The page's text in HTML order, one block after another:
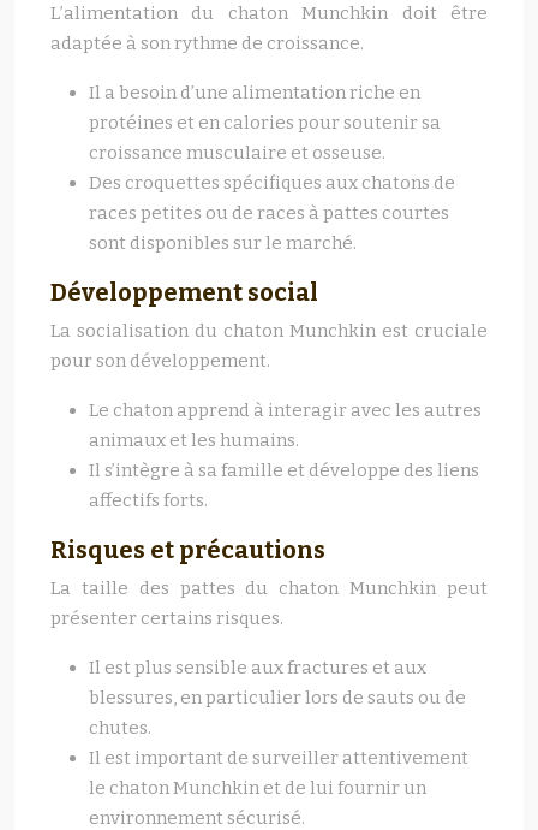
L’alimentation du chaton Munchkin doit être
adaptée à son rythme de croissance.
Il a besoin d’une alimentation riche en
protéines et en calories pour soutenir sa
croissance musculaire et osseuse.
Des croquettes spécifiques aux chatons de
races petites ou de races à pattes courtes
sont disponibles sur le marché.
Développement social
La socialisation du chaton Munchkin est cruciale
pour son développement.
Le chaton apprend à interagir avec les autres
animaux et les humains.
Il s’intègre à sa famille et développe des liens
affectifs forts.
Risques et précautions
La taille des pattes du chaton Munchkin peut
présenter certains risques.
Il est plus sensible aux fractures et aux
blessures, en particulier lors de sauts ou de
chutes.
Il est important de surveiller attentivement
le chaton Munchkin et de lui fournir un
environnement sécurisé.